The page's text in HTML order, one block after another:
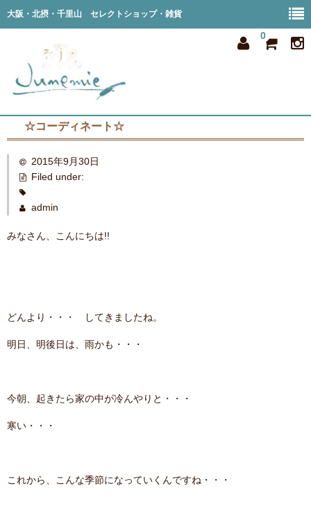
大阪・北摂・千里山 セレクトショップ・雑貨
0
all item
member
blog
contact
☆コーディネート☆
2015年9月30日
Filed under:
admin
みなさん、こんにちは!!
どんより・・・ してきましたね。
明日、明後日は、雨かも・・・
今朝、起きたら家の中が冷んやりと・・・
寒い・・・
これから、こんな季節になっていくんですね・・・